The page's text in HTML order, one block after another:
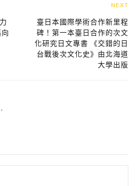
NEXT
臺日本國際學術合作新里程
碑！第一本臺日合作的次文
化研究日文專書 《交錯的日
台戰後次文化史》由北海道
大學出版